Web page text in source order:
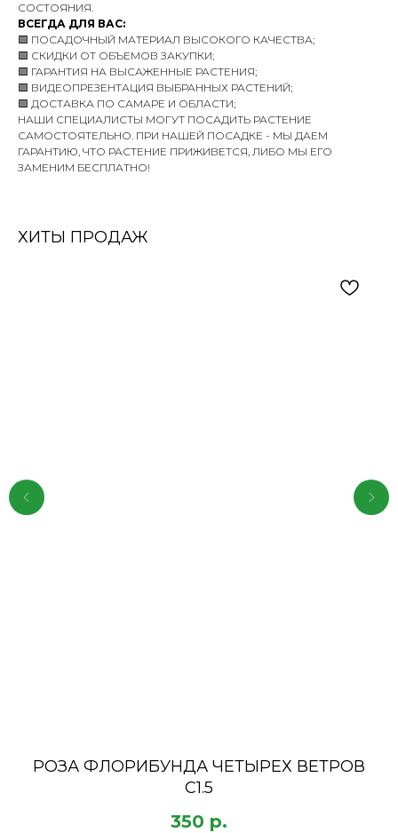
СОСТОЯНИЯ.
ВСЕГДА ДЛЯ ВАС:
🟩 ПОСАДОЧНЫЙ МАТЕРИАЛ ВЫСОКОГО КАЧЕСТВА;
🟩 СКИДКИ ОТ ОБЪЕМОВ ЗАКУПКИ;
🟩 ГАРАНТИЯ НА ВЫСАЖЕННЫЕ РАСТЕНИЯ;
🟩 ВИДЕОПРЕЗЕНТАЦИЯ ВЫБРАННЫХ РАСТЕНИЙ;
🟩 ДОСТАВКА ПО САМАРЕ И ОБЛАСТИ;
НАШИ СПЕЦИАЛИСТЫ МОГУТ ПОСАДИТЬ РАСТЕНИЕ
САМОСТОЯТЕЛЬНО. ПРИ НАШЕЙ ПОСАДКЕ - МЫ ДАЕМ
ГАРАНТИЮ, ЧТО РАСТЕНИЕ ПРИЖИВЕТСЯ, ЛИБО МЫ ЕГО
ЗАМЕНИМ БЕСПЛАТНО!
ХИТЫ ПРОДАЖ
РОЗА ФЛОРИБУНДА ЧЕТЫРЕХ ВЕТРОВ
С1.5
350 р.